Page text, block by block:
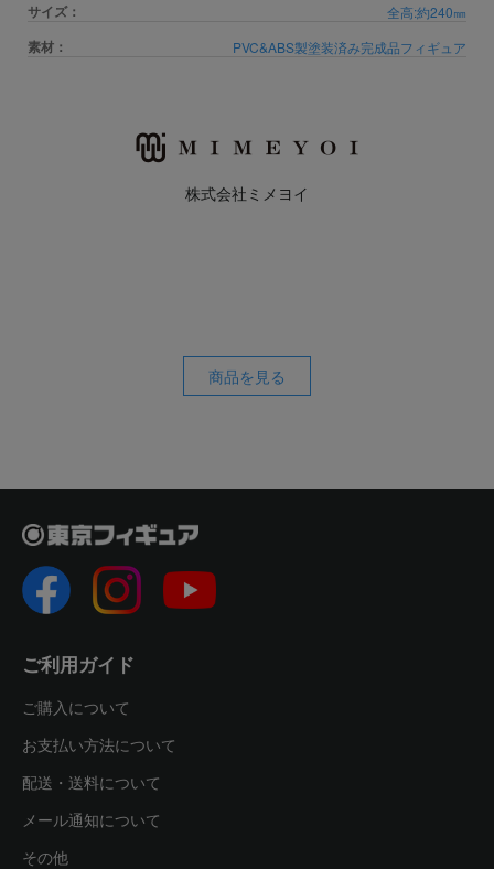
サイズ： 全高:約240㎜
素材： PVC&ABS製塗装済み完成品フィギュア
株式会社ミメヨイ
商品を見る
ご利用ガイド
ご購入について
お支払い方法について
配送・送料について
メール通知について
その他